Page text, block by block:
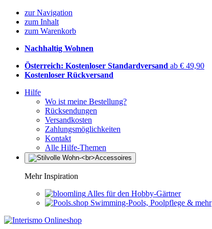
zur Navigation
zum Inhalt
zum Warenkorb
Nachhaltig Wohnen
Österreich: Kostenloser Standardversand ab € 49,90
Kostenloser Rückversand
Hilfe
Wo ist meine Bestellung?
Rücksendungen
Versandkosten
Zahlungsmöglichkeiten
Kontakt
Alle Hilfe-Themen
Mehr Inspiration
Alles für den Hobby-Gärtner
Swimming-Pools, Poolpflege & mehr